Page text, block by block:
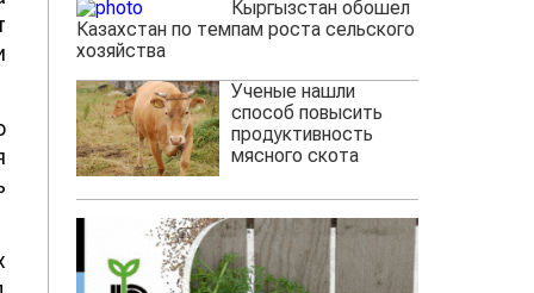
Кыргызстан обошел
Казахстан по темпам роста сельского
хозяйства
Ученые нашли
способ повысить
продуктивность
мясного скота